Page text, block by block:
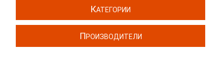
КАТЕГОРИИ
ПРОИЗВОДИТЕЛИ